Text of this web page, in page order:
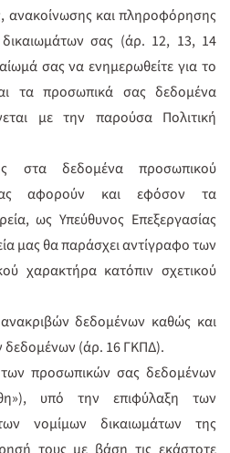
ανακοίνωσης και πληροφόρησης
σας (άρ. 12, 13, 14
σας να ενημερωθείτε για το
τα προσωπικά σας δεδομένα
με την παρούσα Πολιτική
στα δεδομένα προσωπικού
αφορούν και εφόσον τα
ως Υπεύθυνος Επεξεργασίας
μας θα παράσχει αντίγραφο των
χαρακτήρα κατόπιν σχετικού
δεδομένων καθώς και
(άρ. 16 ΓΚΠΔ).
προσωπικών σας δεδομένων
υπό την επιφύλαξη των
νομίμων δικαιωμάτων της